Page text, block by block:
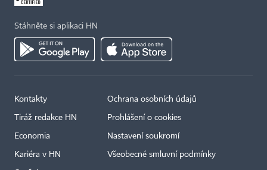
Stáhněte si aplikaci HN
Kontakty
Tiráž redakce HN
Economia
Kariéra v HN
Ochrana osobních údajů
Prohlášení o cookies
Nastavení soukromí
Všeobecné smluvní podmínky